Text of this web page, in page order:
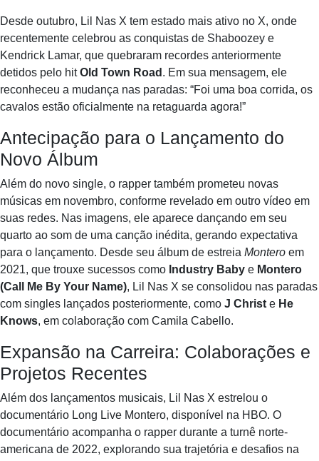
Desde outubro, Lil Nas X tem estado mais ativo no X, onde
recentemente celebrou as conquistas de Shaboozey e
Kendrick Lamar, que quebraram recordes anteriormente
detidos pelo hitOld Town Road . Em sua mensagem, ele
reconheceu a mudança nas paradas: “Foi uma boa corrida, os
cavalos estão oficialmente na retaguarda agora!”
Antecipação para o Lançamento do
Novo Álbum
Além do novo single, o rapper também prometeu novas
músicas em novembro, conforme revelado em outro vídeo em
suas redes. Nas imagens, ele aparece dançando em seu
quarto ao som de uma canção inédita, gerando expectativa
para o lançamento. Desde seu álbum de estreia Montero em
2021, que trouxe sucessos como Industry Baby e Montero
(Call Me By Your Name), Lil Nas X se consolidou nas paradas
com singles lançados posteriormente, como J Christ e He
Knows, em colaboração com Camila Cabello.
Expansão na Carreira: Colaborações e
Projetos Recentes
Além dos lançamentos musicais, Lil Nas X estrelou o
documentário Long Live Montero, disponível na HBO. O
documentário acompanha o rapper durante a turnê norte-
americana de 2022, explorando sua trajetória e desafios na